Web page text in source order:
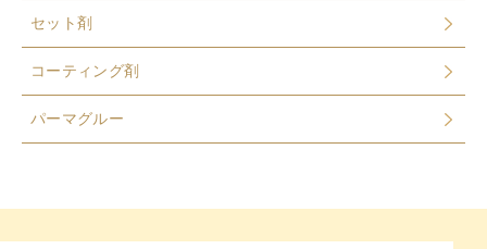
セット剤
コーティング剤
パーマグルー